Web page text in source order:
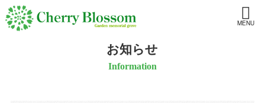
MENU
お知らせ
Information